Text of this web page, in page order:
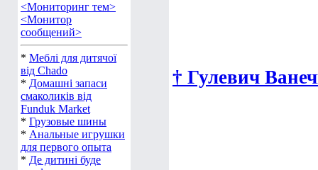
<Мониторинг тем>
<Монитор
сообщений>
* Меблі для дитячої
від Chado
* Домашні запаси
смаколиків від
Funduk Market
* Грузовые шины
* Анальные игрушки
для первого опыта
* Де дитині буде
† Гулевич